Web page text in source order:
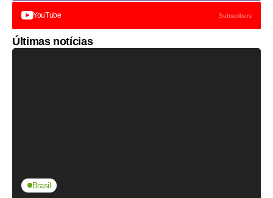
YouTube Subscribers
Últimas notícias
Brasil